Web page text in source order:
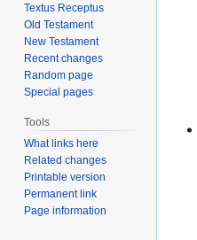
Textus Receptus
Old Testament
New Testament
Recent changes
Random page
Special pages
Tools
What links here
Related changes
Printable version
Permanent link
Page information